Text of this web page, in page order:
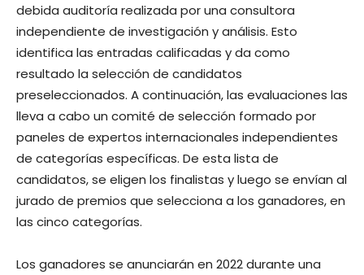
debida auditoría realizada por una consultora
independiente de investigación y análisis. Esto
identifica las entradas calificadas y da como
resultado la selección de candidatos
preseleccionados. A continuación, las evaluaciones las
lleva a cabo un comité de selección formado por
paneles de expertos internacionales independientes
de categorías específicas. De esta lista de
candidatos, se eligen los finalistas y luego se envían al
jurado de premios que selecciona a los ganadores, en
las cinco categorías.
Los ganadores se anunciarán en 2022 durante una